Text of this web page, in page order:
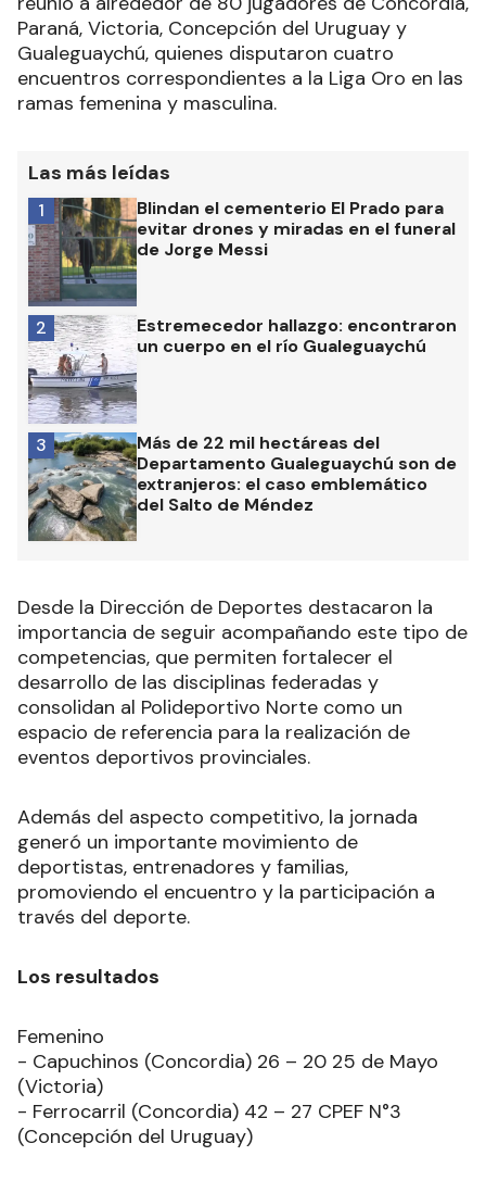
Paraná, Victoria, Concepción del Uruguay y
Gualeguaychú, quienes disputaron cuatro
encuentros correspondientes a la Liga Oro en las
ramas femenina y masculina.
Las más leídas
Blindan el cementerio El Prado para
evitar drones y miradas en el funeral
de Jorge Messi
1
Estremecedor hallazgo: encontraron
un cuerpo en el río Gualeguaychú
2
Más de 22 mil hectáreas del
Departamento Gualeguaychú son de
extranjeros: el caso emblemático
del Salto de Méndez
3
Desde la Dirección de Deportes destacaron la
importancia de seguir acompañando este tipo de
competencias, que permiten fortalecer el
desarrollo de las disciplinas federadas y
consolidan al Polideportivo Norte como un
espacio de referencia para la realización de
eventos deportivos provinciales.
Además del aspecto competitivo, la jornada
generó un importante movimiento de
deportistas, entrenadores y familias,
promoviendo el encuentro y la participación a
través del deporte.
Los resultados
Femenino
- Capuchinos (Concordia) 26 – 20 25 de Mayo
(Victoria)
- Ferrocarril (Concordia) 42 – 27 CPEF N°3
(Concepción del Uruguay)